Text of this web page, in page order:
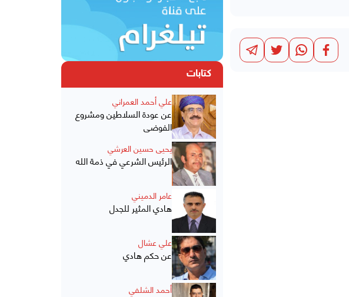
كتابات
علي أحمد العمراني
عن عودة السلاطين ومشروع
الفوضى
يحيى حسين العرشي
الرئيس الشرعي في ذمة الله
عامر الدميني
هادي المثير للجدل
علي عشال
عن حكم هادي
أحمد الشلفي